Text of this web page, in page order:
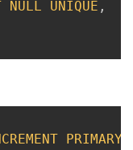
NULL UNIQUE ,
PRIMARY